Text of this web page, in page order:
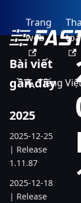
Trang
web
Tiếng
Bài viết
gần đây
2025
2025-12-25
| Release
1.11.87
2025-12-18
| Release